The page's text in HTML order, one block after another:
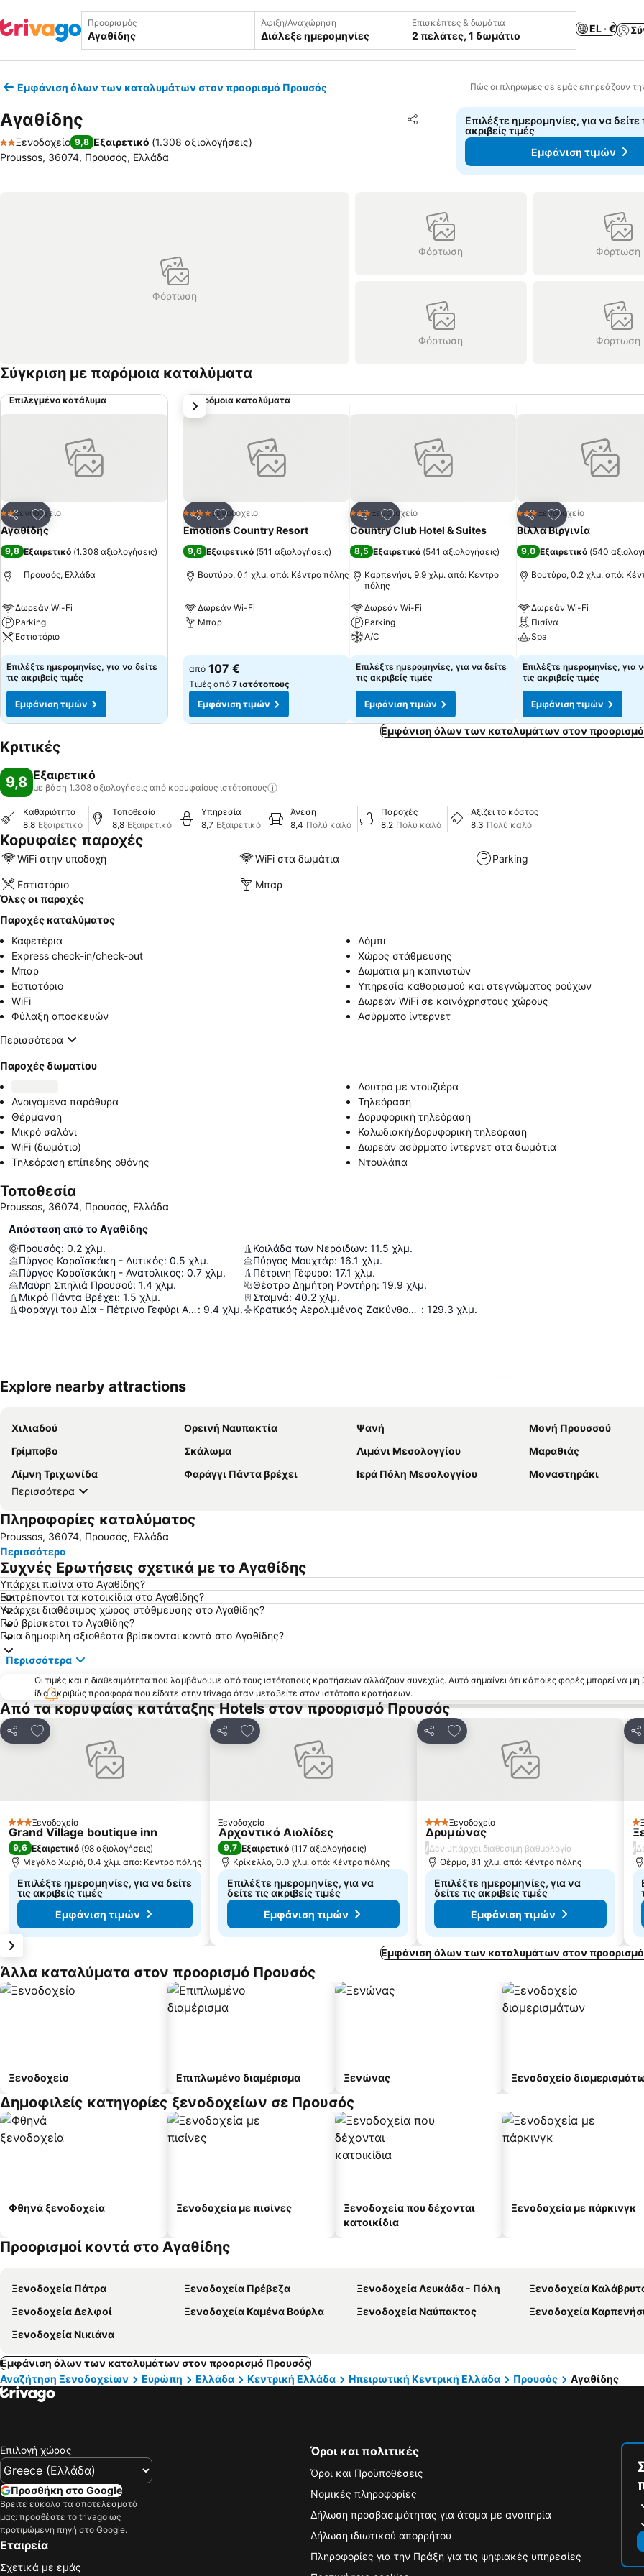
Προορισμός Άφιξη/Αναχώρηση
Διάλεξε ημερομηνίες
Επισκέπτες & δωμάτια
2 πελάτες, 1 δωμάτιο
EL · €
Εμφάνιση όλων των καταλυμάτων στον προορισμό Προυσός Πώς οι πληρωμές σε εμάς επηρεάζουν
Αγαθίδης Κοινοποίηση
Προσθήκη στα αγαπημένα
2 Αστέρια
Ξενοδοχείο 9,8 Εξαιρετικό (1.308 αξιολογήσεις)
Proussos, 36074, Προυσός, Ελλάδα
Επιλέξτε ημερομηνίες, για να δείτε
ακριβείς τιμές
Εμφάνιση τιμών
Φόρτωση
Φόρτωση Φόρτωση
Φόρτωση Φόρτωση
Σύγκριση με παρόμοια καταλύματα
Επιλεγμένο κατάλυμα
Κοινοποίηση
Προσθήκη στα αγαπημένα
2 Αστέρια
Ξενοδοχείο
Αγαθίδης
9,8 Εξαιρετικό (1.308 αξιολογήσεις)
Προυσός, Ελλάδα
Δωρεάν Wi-Fi
Parking
Εστιατόριο
Εμφάνιση τιμών
Επιλέξτε ημερομηνίες, για να δείτε
τις ακριβείς τιμές
Εμφάνιση τιμών
Παρόμοια καταλύματα
Κοινοποίηση
Προσθήκη στα αγαπημένα
4 ΑστέριαΞενοδοχείο
Emotions Country Resort
9,6 Εξαιρετικό (511 αξιολογήσεις)
Βουτύρο, 0.1 χλμ. από: Κέντρο πόλης
Δωρεάν Wi-Fi
Μπαρ
από 107 €
Τιμές από 7 ιστότοπους
Εμφάνιση τιμών
Κοινοποίηση
Προσθήκη στα αγαπημένα
3 ΑστέριαΞενοδοχείο
Country Club Hotel & Suites
8,5 Εξαιρετικό (541 αξιολογήσεις)
Καρπενήσι, 9.9 χλμ. από: Κέντρο
πόλης
Δωρεάν Wi-Fi
Parking
A/C
Εμφάνιση τιμών
Επιλέξτε ημερομηνίες, για να δείτε
τις ακριβείς τιμές
Εμφάνιση τιμών
Κοινοποίηση
Προσθήκη στα
3 ΑστέριαΞενοδοχείο
Βίλλα Βιργινία
9,0 Εξαιρετικό (540
Βουτύρο, 0.2 χλμ. από:
Δωρεάν Wi-Fi
Πισίνα
Spa
Εμφάνιση τιμών
Επιλέξτε ημερομηνίες, για
τις ακριβείς τιμές
Εμφάνιση τιμών
επόμενο
Εμφάνιση όλων των καταλυμάτων στον
Κριτικές
9,8 Εξαιρετικό
με βάση 1.308 αξιολογήσεις από κορυφαίους ιστότοπους
Καθαριότητα
8,8 Εξαιρετικό
Τοποθεσία
8,8 Εξαιρετικό
Υπηρεσία
8,7 Εξαιρετικό
Άνεση
8,4 Πολύ καλό
Παροχές
8,2 Πολύ καλό
Αξίζει το κόστος
8,3 Πολύ καλό
Κορυφαίες παροχές
WiFi στην υποδοχή WiFi στα δωμάτια Parking
Εστιατόριο
Μπαρ
Όλες οι παροχές
Παροχές καταλύματος
Καφετέρια
Λόμπι
Express check-in/check-out
Χώρος στάθμευσης
Μπαρ
Δωμάτια μη καπνιστών
Εστιατόριο
Υπηρεσία καθαρισμού και στεγνώματος ρούχων
WiFi
Δωρεάν WiFi σε κοινόχρηστους χώρους
Φύλαξη αποσκευών
Ασύρματο ίντερνετ
Περισσότερα
Παροχές δωματίου
Λουτρό με ντουζιέρα
Ανοιγόμενα παράθυρα
Τηλεόραση
Θέρμανση
Δορυφορική τηλεόραση
Μικρό σαλόνι
Καλωδιακή/Δορυφορική τηλεόραση
WiFi (δωμάτιο)
Δωρεάν ασύρματο ίντερνετ στα δωμάτια
Τηλεόραση επίπεδης οθόνης
Ντουλάπα
Τοποθεσία
Proussos, 36074, Προυσός, Ελλάδα
Απόσταση από το Αγαθίδης
Προυσός: 0.2 χλμ.
Πύργος Καραϊσκάκη - Δυτικός: 0.5 χλμ.
Πύργος Καραϊσκάκη - Ανατολικός: 0.7 χλμ.
Μαύρη Σπηλιά Προυσού: 1.4 χλμ.
Μικρό Πάντα Βρέχει: 1.5 χλμ.
Φαράγγι του Δία - Πέτρινο Γεφύρι Αμβρακιάς: 9.4 χλμ.
Κοιλάδα των Νεράιδων: 11.5 χλμ.
Πύργος Μουχτάρ: 16.1 χλμ.
Πέτρινη Γέφυρα: 17.1 χλμ.
Θέατρο Δημήτρη Ροντήρη: 19.9 χλμ.
Σταμνά: 40.2 χλμ.
Κρατικός Αερολιμένας Ζακύνθου «Διονύσιος Σολωμός» : 129.3 χλμ.
Explore nearby attractions
Χιλιαδού Ορεινή Ναυπακτία Ψανή
Μονή Προυσσού
Γρίμποβο
Σκάλωμα Λιμάνι Μεσολογγίου
Μαραθιάς
Λίμνη Τριχωνίδα
Φαράγγι Πάντα βρέχει Ιερά Πόλη Μεσολογγίου
Μοναστηράκι
Περισσότερα
Πληροφορίες καταλύματος
Proussos, 36074, Προυσός, Ελλάδα
Περισσότερα
Συχνές Ερωτήσεις σχετικά με το Αγαθίδης
Υπάρχει πισίνα στο Αγαθίδης?
Επιτρέπονται τα κατοικίδια στο Αγαθίδης?
Υπάρχει διαθέσιμος χώρος στάθμευσης στο Αγαθίδης?
Πού βρίσκεται το Αγαθίδης?
Ποια δημοφιλή αξιοθέατα βρίσκονται κοντά στο Αγαθίδης?
Περισσότερα
Οι τιμές και η διαθεσιμότητα που λαμβάνουμε από τους ιστότοπους κρατήσεων αλλάζουν συνεχώς. Αυτό σημαίνει ότι κάποιες φορές μπορεί να μη
ίδια ακριβώς προσφορά που είδατε στην trivago όταν μεταβείτε στον ιστότοπο κρατήσεων.
Από τα κορυφαίας κατάταξης Hotels στον προορισμό Προυσός
Κοινοποίηση
Προσθήκη στα αγαπημένα
3 ΑστέριαΞενοδοχείο
Grand Village boutique inn
9,6 Εξαιρετικό (98 αξιολογήσεις)
Μεγάλο Χωριό, 0.4 χλμ. από: Κέντρο πόλης
Επιλέξτε ημερομηνίες, για να δείτε
τις ακριβείς τιμές
Εμφάνιση τιμών
Κοινοποίηση
Προσθήκη στα αγαπημένα
Ξενοδοχείο
Αρχοντικό Αιολίδες
9,7 Εξαιρετικό (117 αξιολογήσεις)
Κρίκελλο, 0.0 χλμ. από: Κέντρο πόλης
Επιλέξτε ημερομηνίες, για να
δείτε τις ακριβείς τιμές
Εμφάνιση τιμών
Κοινοποίηση
Προσθήκη στα αγαπημένα
3 ΑστέριαΞενοδοχείο
Δρυμώνας
/Δεν υπάρχει διαθέσιμη βαθμολογία
Θέρμο, 8.1 χλμ. από: Κέντρο πόλης
Επιλέξτε ημερομηνίες, για να
δείτε τις ακριβείς τιμές
Εμφάνιση τιμών
1
/
Εμφάνιση όλων των καταλυμάτων στον
Άλλα καταλύματα στον προορισμό Προυσός
Ξενοδοχείο Επιπλωμένο διαμέρισμα Ξενώνας Ξενοδοχείο
Δημοφιλείς κατηγορίες ξενοδοχείων σε Προυσός
Φθηνά ξενοδοχεία Ξενοδοχεία με πισίνες
Ξενοδοχεία που δέχονται
κατοικίδια
Ξενοδοχεία με πάρκινγκ
Προορισμοί κοντά στο Αγαθίδης
Ξενοδοχεία Πάτρα Ξενοδοχεία Πρέβεζα Ξενοδοχεία Λευκάδα - Πόλη
Ξενοδοχεία
Ξενοδοχεία Δελφοί
Ξενοδοχεία Καμένα Βούρλα Ξενοδοχεία Ναύπακτος
Ξενοδοχεία
Ξενοδοχεία Νικιάνα
Εμφάνιση όλων των καταλυμάτων στον προορισμό Προυσός
Αναζήτηση Ξενοδοχείων
Ευρώπη Ελλάδα Κεντρική Ελλάδα Ηπειρωτική Κεντρική Ελλάδα Προυσός Αγαθίδης
Επιλογή χώρας
Προσθήκη στο Google
Βρείτε εύκολα τα αποτελέσματά
μας: προσθέστε το trivago ως
προτιμώμενη πηγή στο Google.
Εταιρεία
Σχετικά με εμάς
Όροι και πολιτικές
Όροι και Προϋποθέσεις
Νομικές πληροφορίες
Δήλωση προσβασιμότητας για άτομα με αναπηρία
Δήλωση ιδιωτικού απορρήτου
Πληροφορίες για την Πράξη για τις ψηφιακές υπηρεσίες